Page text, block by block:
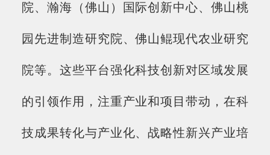
院、瀚海（佛山）国际创新中心、佛山桃
园先进制造研究院、佛山鲲现代农业研究
院等。这些平台强化科技创新对区域发展
的引领作用，注重产业和项目带动，在科
技成果转化与产业化、战略性新兴产业培